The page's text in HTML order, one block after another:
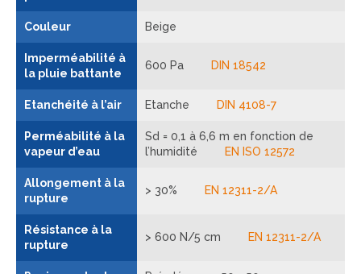
Couleur Beige
Imperméabilité à
la pluie battante
600 Pa DIN 18542
Etanchéité à l’air Etanche DIN 4108-7
Perméabilité à la
vapeur d’eau
Sd = 0,1 à 6,6 m en fonction de
l’humidité
EN ISO 12572
Allongement à la
rupture
> 30% EN 12311-2/A
Résistance à la
rupture
> 600 N/5 cm EN 12311-2/A